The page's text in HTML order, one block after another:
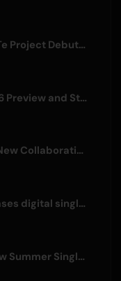
Virtual Idol Group FouRTe Project Debuts with 'ALL IN' Album Produced by m-flo's ☆Taku Takahashi
BLACK TORCH Episode 6 Preview and Streaming Details
FRUITS ZIPPER Release New Collaboration Song '1,2,3,FOOOOUR'
Kawanishi Natsuki releases digital single 'Sayonara wa Ichiban Kirei na Atashi de'
KOMOREBI Releases New Summer Single 'Letsu Natsu'